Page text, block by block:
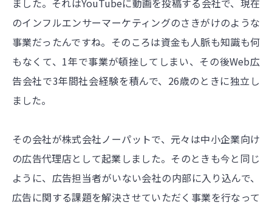
のインフルエンサーマーケティングのさきがけのような
事業だったんですね。そのころは資金も人脈も知識も何
もなくて、1年で事業が頓挫してしまい、その後Web広
告会社で3年間社会経験を積んで、26歳のときに独立し
ました。
その会社が株式会社ノーパットで、元々は中小企業向け
の広告代理店として起業しました。そのときも今と同じ
ように、広告担当者がいない会社の内部に入り込んで、
広告に関する課題を解決させていただく事業を行なって